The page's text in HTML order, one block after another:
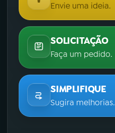
Envie uma ideia.
SOLICITAÇÃO
Faça um pedido.
SIMPLIFIQUE
Sugira melhorias.